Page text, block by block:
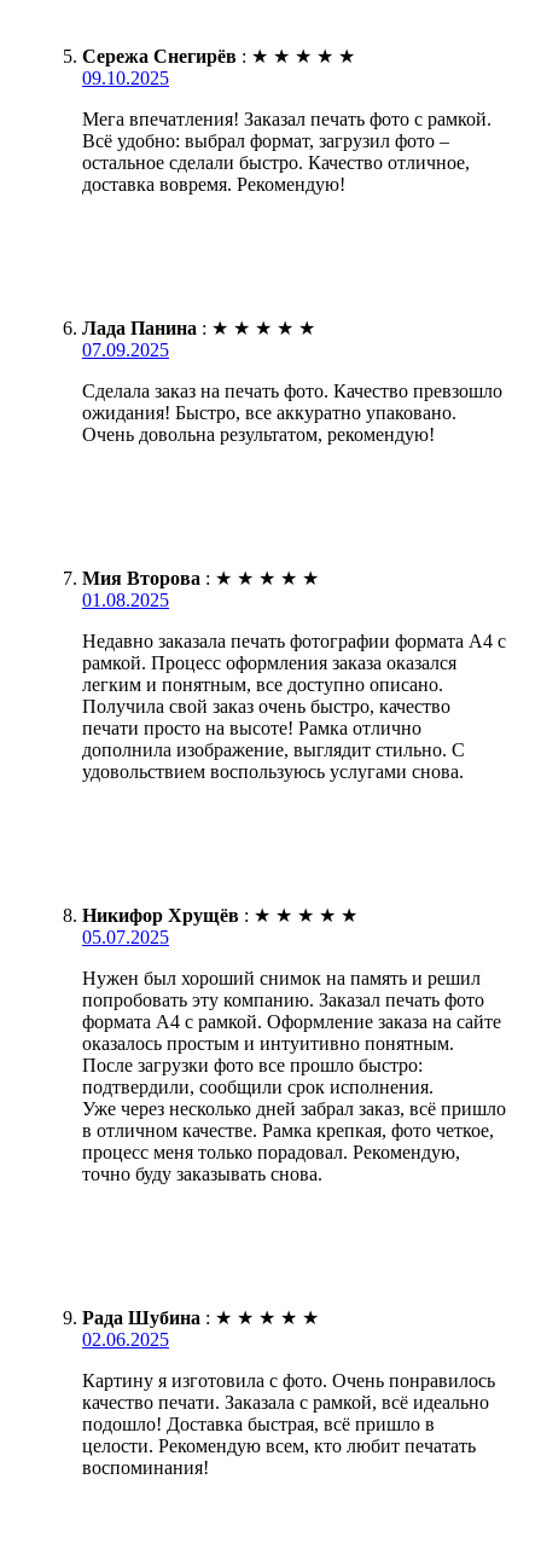
Сережа Снегирёв : ★ ★ ★ ★ ★
09.10.2025
Мега впечатления! Заказал печать фото с рамкой.
Всё удобно: выбрал формат, загрузил фото –
остальное сделали быстро. Качество отличное,
доставка вовремя. Рекомендую!
Лада Панина : ★ ★ ★ ★ ★
07.09.2025
Сделала заказ на печать фото. Качество превзошло
ожидания! Быстро, все аккуратно упаковано.
Очень довольна результатом, рекомендую!
Мия Второва : ★ ★ ★ ★ ★
01.08.2025
Недавно заказала печать фотографии формата А4 с
рамкой. Процесс оформления заказа оказался
легким и понятным, все доступно описано.
Получила свой заказ очень быстро, качество
печати просто на высоте! Рамка отлично
дополнила изображение, выглядит стильно. С
удовольствием воспользуюсь услугами снова.
Никифор Хрущёв : ★ ★ ★ ★ ★
05.07.2025
Нужен был хороший снимок на память и решил
попробовать эту компанию. Заказал печать фото
формата А4 с рамкой. Оформление заказа на сайте
оказалось простым и интуитивно понятным.
После загрузки фото все прошло быстро:
подтвердили, сообщили срок исполнения.
Уже через несколько дней забрал заказ, всё пришло
в отличном качестве. Рамка крепкая, фото четкое,
процесс меня только порадовал. Рекомендую,
точно буду заказывать снова.
Рада Шубина : ★ ★ ★ ★ ★
02.06.2025
Картину я изготовила с фото. Очень понравилось
качество печати. Заказала с рамкой, всё идеально
подошло! Доставка быстрая, всё пришло в
целости. Рекомендую всем, кто любит печатать
воспоминания!